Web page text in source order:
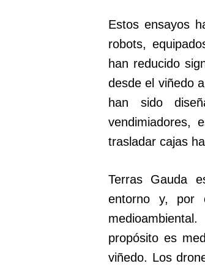
Estos ensayos
robots,
han reducido
desde el viñedo
han sido
vendimiadores,
trasladar cajas
Terras Gauda
entorno y, por
propósito es
viñedo. Los